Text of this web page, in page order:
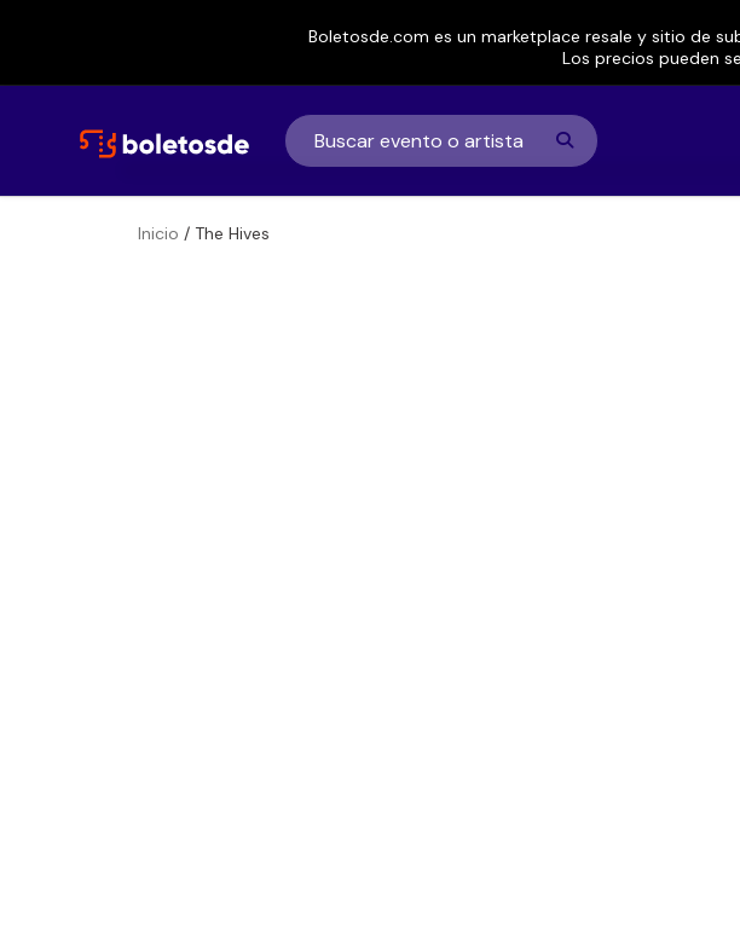
Boletosde.com es un marketplace resale y sitio de
Los precios pueden
Inicio / The Hives